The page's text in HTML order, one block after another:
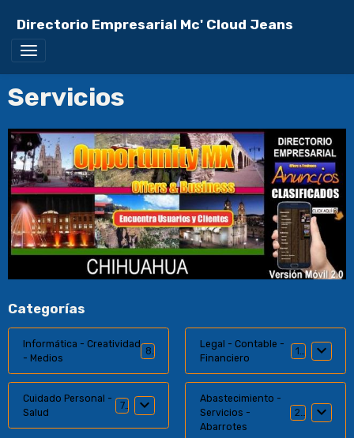
Directorio Empresarial Mc' Cloud Jeans
Servicios
Categorías
Informática - Creatividad
- Medios
8
Legal - Contable -
Financiero
11
Cuidado Personal -
Salud
7
Abastecimiento -
Servicios -
Abarrotes
20